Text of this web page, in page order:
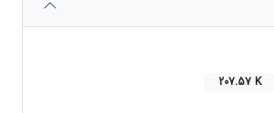
207.57 K